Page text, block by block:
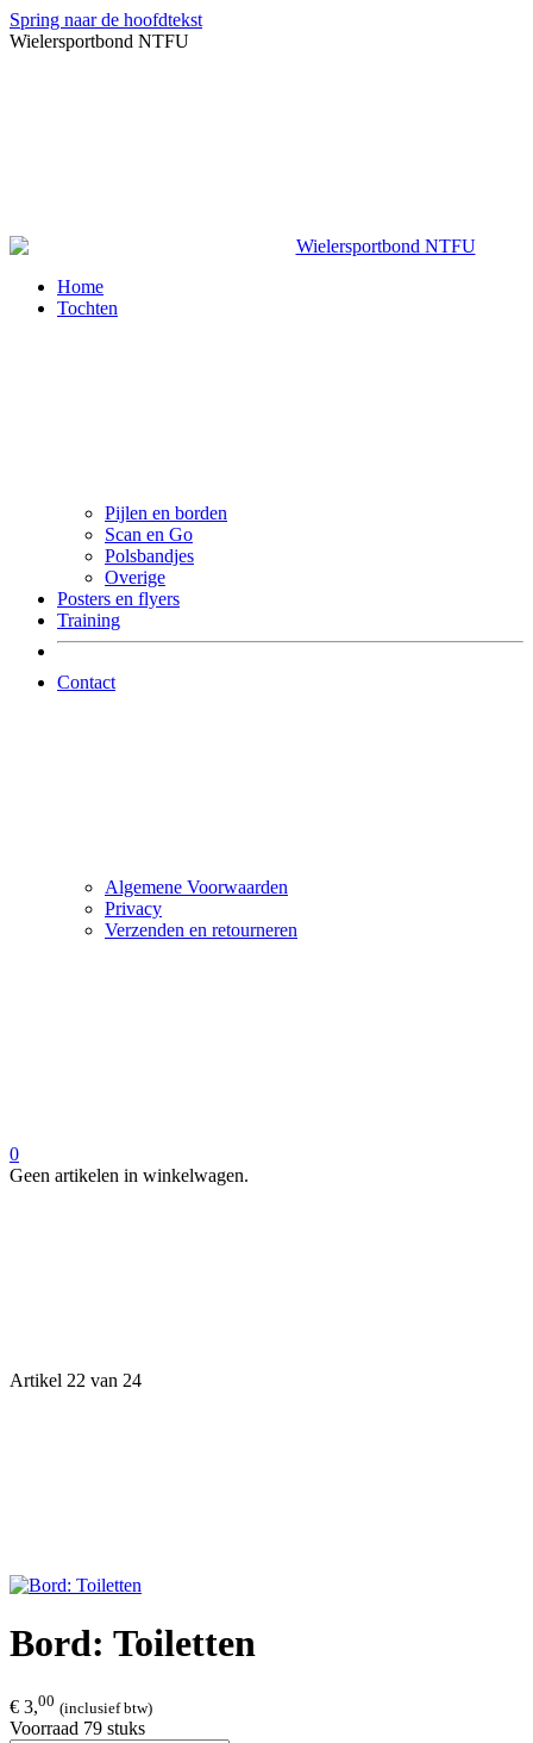
Spring naar de hoofdtekst
Wielersportbond NTFU
Home
Tochten
Pijlen en borden
Scan en Go
Polsbandjes
Overige
Posters en flyers
Training
Contact
Algemene Voorwaarden
Privacy
Verzenden en retourneren
0
Geen artikelen in winkelwagen.
Artikel 22 van 24
Bord: Toiletten
€ 3,00 (inclusief btw)
Voorraad 79 stuks